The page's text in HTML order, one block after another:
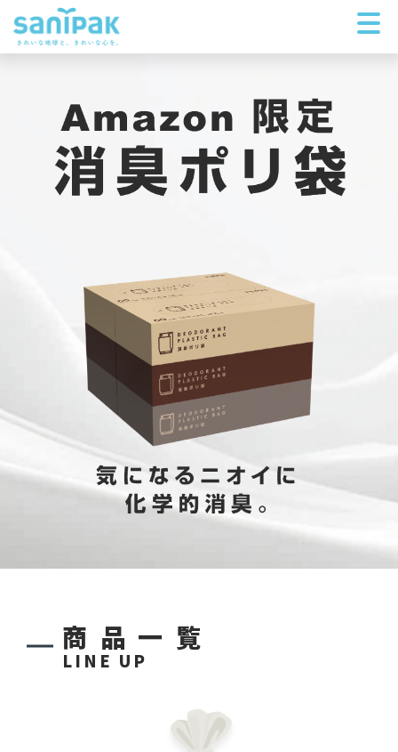
Amazon限定 消臭ポリ袋
商品一覧
LINE UP
ソフトグレー